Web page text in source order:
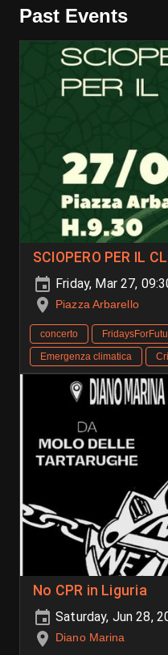
Past Events
SCIOPERO PER IL
Friday, Mar 27,
Piazza Arbarello
concerto
Emergenza climatica
No CPR in Liguria
Saturday, Jun 28,
Diano Marina